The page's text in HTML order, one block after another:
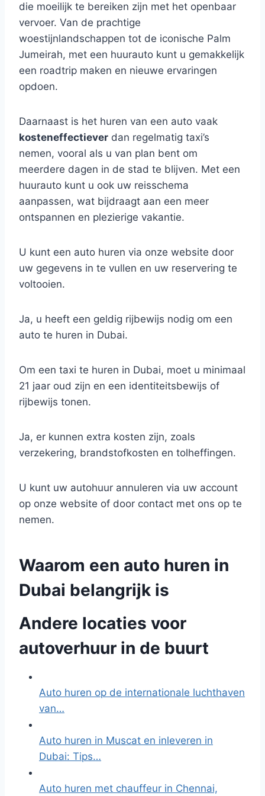
die moeilijk te bereiken zijn met het openbaar
vervoer. Van de prachtige
woestijnlandschappen tot de iconische Palm
Jumeirah, met een huurauto kunt u gemakkelijk
een roadtrip maken en nieuwe ervaringen
opdoen.
Daarnaast is het huren van een auto vaak
kosteneffectiever dan regelmatig taxi’s
nemen, vooral als u van plan bent om
meerdere dagen in de stad te blijven. Met een
huurauto kunt u ook uw reisschema
aanpassen, wat bijdraagt aan een meer
ontspannen en plezierige vakantie.
U kunt een auto huren via onze website door
uw gegevens in te vullen en uw reservering te
voltooien.
Ja, u heeft een geldig rijbewijs nodig om een
auto te huren in Dubai.
Om een taxi te huren in Dubai, moet u minimaal
21 jaar oud zijn en een identiteitsbewijs of
rijbewijs tonen.
Ja, er kunnen extra kosten zijn, zoals
verzekering, brandstofkosten en tolheffingen.
U kunt uw autohuur annuleren via uw account
op onze website of door contact met ons op te
nemen.
Waarom een auto huren in
Dubai belangrijk is
Andere locaties voor
autoverhuur in de buurt
Auto huren op de internationale luchthaven
van…
Auto huren in Muscat en inleveren in
Dubai: Tips…
Auto huren met chauffeur in Chennai,